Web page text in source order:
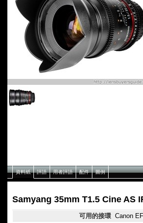
資料紙 評語 用者評語 配件 圖例
Samyang 35mm T1.5 Cine AS
可用的接環 Canon